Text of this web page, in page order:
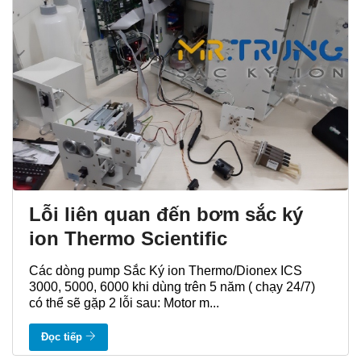
Lỗi liên quan đến bơm sắc ký
ion Thermo Scientific
Các dòng pump Sắc Ký ion Thermo/Dionex ICS
3000, 5000, 6000 khi dùng trên 5 năm ( chạy 24/7)
có thể sẽ gặp 2 lỗi sau: Motor m...
Đọc tiếp